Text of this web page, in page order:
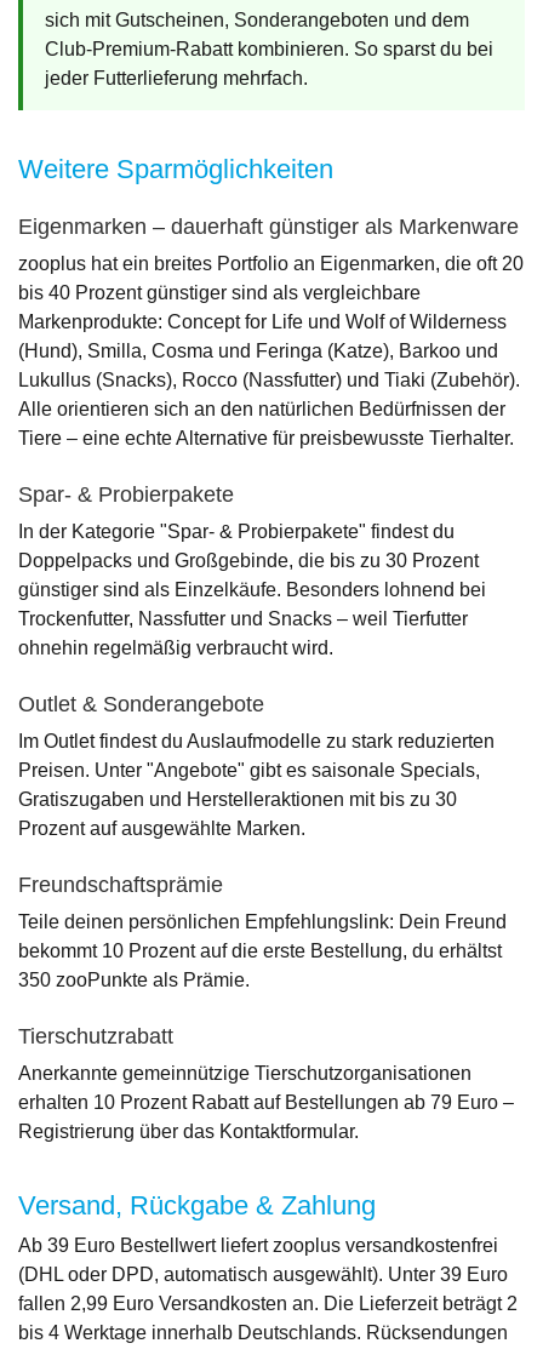
sich mit Gutscheinen, Sonderangeboten und dem
Club-Premium-Rabatt kombinieren. So sparst du bei
jeder Futterlieferung mehrfach.
Weitere Sparmöglichkeiten
Eigenmarken – dauerhaft günstiger als Markenware
zooplus hat ein breites Portfolio an Eigenmarken, die oft 20
bis 40 Prozent günstiger sind als vergleichbare
Markenprodukte: Concept for Life und Wolf of Wilderness
(Hund), Smilla, Cosma und Feringa (Katze), Barkoo und
Lukullus (Snacks), Rocco (Nassfutter) und Tiaki (Zubehör).
Alle orientieren sich an den natürlichen Bedürfnissen der
Tiere – eine echte Alternative für preisbewusste Tierhalter.
Spar- & Probierpakete
In der Kategorie "Spar- & Probierpakete" findest du
Doppelpacks und Großgebinde, die bis zu 30 Prozent
günstiger sind als Einzelkäufe. Besonders lohnend bei
Trockenfutter, Nassfutter und Snacks – weil Tierfutter
ohnehin regelmäßig verbraucht wird.
Outlet & Sonderangebote
Im Outlet findest du Auslaufmodelle zu stark reduzierten
Preisen. Unter "Angebote" gibt es saisonale Specials,
Gratiszugaben und Herstelleraktionen mit bis zu 30
Prozent auf ausgewählte Marken.
Freundschaftsprämie
Teile deinen persönlichen Empfehlungslink: Dein Freund
bekommt 10 Prozent auf die erste Bestellung, du erhältst
350 zooPunkte als Prämie.
Tierschutzrabatt
Anerkannte gemeinnützige Tierschutzorganisationen
erhalten 10 Prozent Rabatt auf Bestellungen ab 79 Euro –
Registrierung über das Kontaktformular.
Versand, Rückgabe & Zahlung
Ab 39 Euro Bestellwert liefert zooplus versandkostenfrei
(DHL oder DPD, automatisch ausgewählt). Unter 39 Euro
fallen 2,99 Euro Versandkosten an. Die Lieferzeit beträgt 2
bis 4 Werktage innerhalb Deutschlands. Rücksendungen